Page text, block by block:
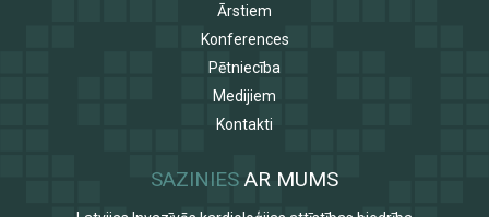
Ārstiem
Konferences
Pētniecība
Medijiem
Kontakti
SAZINIES AR MUMS